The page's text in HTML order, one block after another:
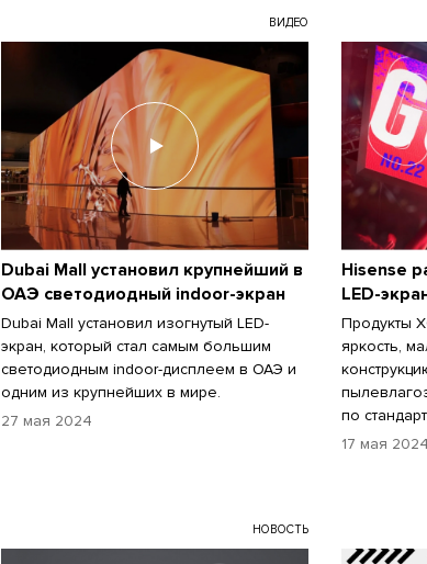
ВИДЕО
Dubai Mall установил крупнейший в
ОАЭ светодиодный indoor-экран
Dubai Mall установил изогнутый LED-
экран, который стал самым большим
светодиодным indoor-дисплеем в ОАЭ и
одним из крупнейших в мире.
27 мая 2024
Hisense
LED-
Продукты
яркость,
по
17 мая 2024
НОВОСТЬ